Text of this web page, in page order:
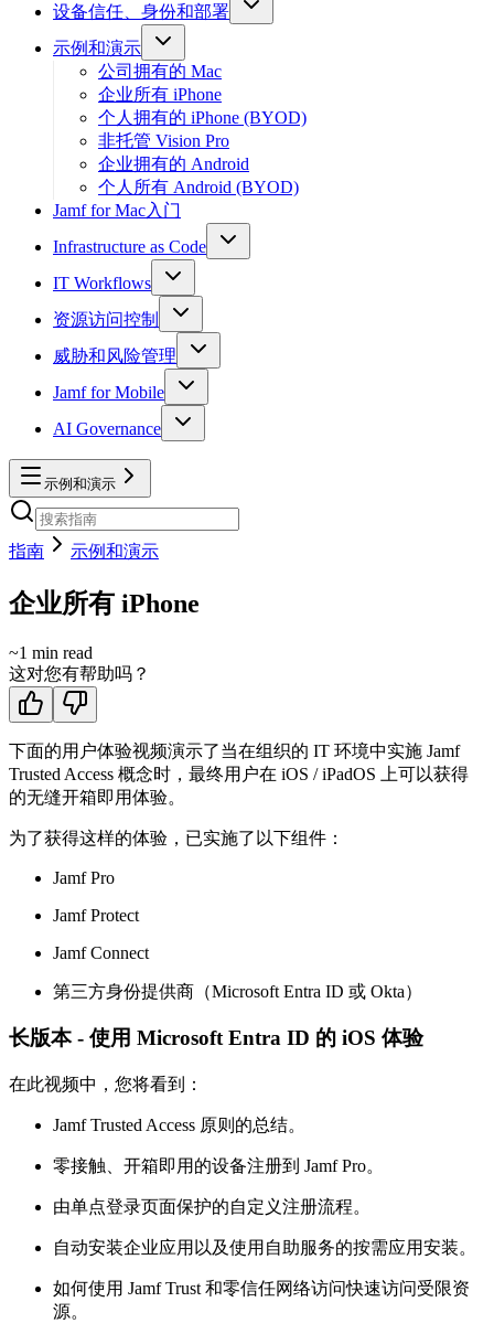
设备信任、身份和部署
示例和演示
公司拥有的 Mac
企业所有 iPhone
个人拥有的 iPhone (BYOD)
非托管 Vision Pro
企业拥有的 Android
个人所有 Android (BYOD)
Jamf for Mac入门
Infrastructure as Code
IT Workflows
资源访问控制
威胁和风险管理
Jamf for Mobile
AI Governance
示例和演示
指南 示例和演示
企业所有 iPhone
~1 min read
这对您有帮助吗？
下面的用户体验视频演示了当在组织的 IT 环境中实施 Jamf
Trusted Access 概念时，最终用户在 iOS / iPadOS 上可以获得
的无缝开箱即用体验。
为了获得这样的体验，已实施了以下组件：
Jamf Pro
Jamf Protect
Jamf Connect
第三方身份提供商（Microsoft Entra ID 或 Okta）
长版本 - 使用 Microsoft Entra ID 的 iOS 体验
在此视频中，您将看到：
Jamf Trusted Access 原则的总结。
零接触、开箱即用的设备注册到 Jamf Pro。
由单点登录页面保护的自定义注册流程。
自动安装企业应用以及使用自助服务的按需应用安装。
如何使用 Jamf Trust 和零信任网络访问快速访问受限资
源。